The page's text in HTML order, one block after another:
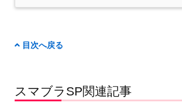
目次へ戻る
スマブラSP関連記事